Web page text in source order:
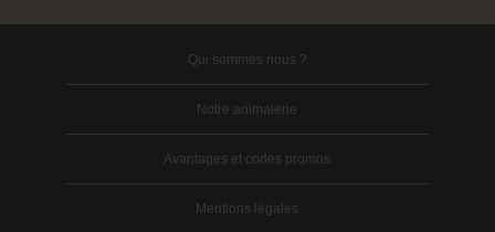
Qui sommes nous ?
Notre animalerie
Avantages et codes promos
Mentions légales